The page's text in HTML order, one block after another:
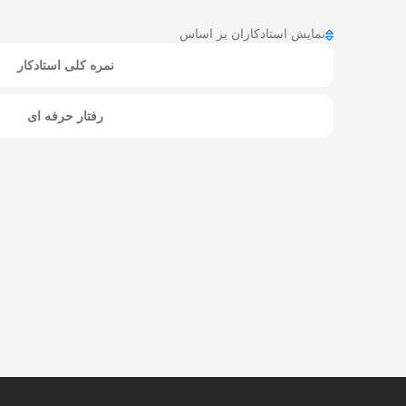
نمایش استادکاران بر اساس
نمره کلی استادکار
رفتار حرفه ای